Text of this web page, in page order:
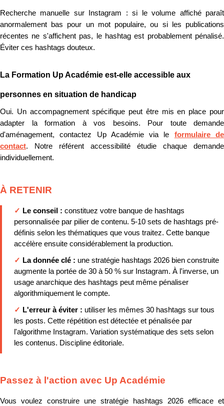
Recherche manuelle sur Instagram : si le volume affiché paraît
anormalement bas pour un mot populaire, ou si les publications
récentes ne s'affichent pas, le hashtag est probablement pénalisé.
Éviter ces hashtags douteux.
La Formation Up Académie est-elle accessible aux
personnes en situation de handicap
Oui. Un accompagnement spécifique peut être mis en place pour
adapter la formation à vos besoins. Pour toute demande
d'aménagement, contactez Up Académie via le formulaire de
contact. Notre référent accessibilité étudie chaque demande
individuellement.
À RETENIR
✓ Le conseil : constituez votre banque de hashtags
personnalisée par pilier de contenu. 5-10 sets de hashtags pré-
définis selon les thématiques que vous traitez. Cette banque
accélère ensuite considérablement la production.
✓ La donnée clé : une stratégie hashtags 2026 bien construite
augmente la portée de 30 à 50 % sur Instagram. À l'inverse, un
usage anarchique des hashtags peut même pénaliser
algorithmiquement le compte.
✓ L'erreur à éviter : utiliser les mêmes 30 hashtags sur tous
les posts. Cette répétition est détectée et pénalisée par
l'algorithme Instagram. Variation systématique des sets selon
les contenus. Discipline éditoriale.
Passez à l'action avec Up Académie
Vous voulez construire une stratégie hashtags 2026 efficace et